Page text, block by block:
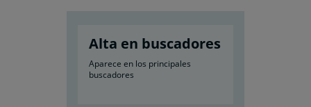
Alta en buscadores
Aparece en los principales
buscadores